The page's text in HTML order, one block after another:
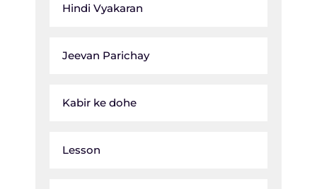
Hindi Vyakaran
Jeevan Parichay
Kabir ke dohe
Lesson